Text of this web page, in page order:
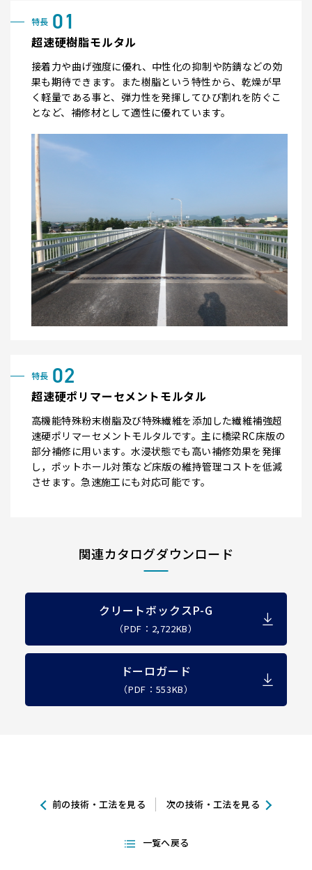
超速硬樹脂モルタル
接着力や曲げ強度に優れ、中性化の抑制や防錆などの効
果も期待できます。また樹脂という特性から、乾燥が早
く軽量である事と、弾力性を発揮してひび割れを防ぐこ
となど、補修材として適性に優れています。
超速硬ポリマーセメントモルタル
高機能特殊粉末樹脂及び特殊繊維を添加した繊維補強超
速硬ポリマーセメントモルタルです。主に橋梁RC床版の
部分補修に用います。水浸状態でも高い補修効果を発揮
し，ポットホール対策など床版の維持管理コストを低減
させます。急速施工にも対応可能です。
関連カタログダウンロード
クリートボックスP-G
（PDF：2,722KB）
ドーロガード
（PDF：553KB）
前の技術・工法を見る 次の技術・工法を見る
一覧へ戻る